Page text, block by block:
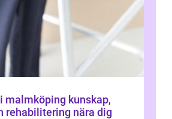
kunskap,
rehabilitering nära dig